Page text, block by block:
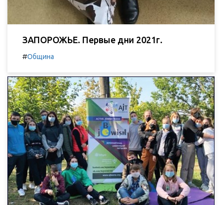
ЗАПОРОЖЬЕ. Первые дни 2021г.
#Община